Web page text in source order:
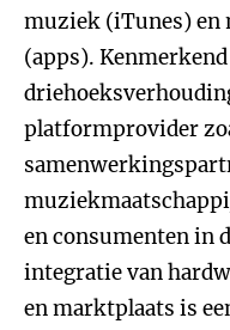
muziek (iTunes) en
(apps).
platformprovider
en consumenten in
integratie van
en marktplaats is